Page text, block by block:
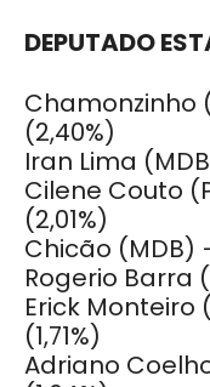
DEPUTADO
Chamonzinho
(2,40%)
Iran Lima
Cilene Couto
(2,01%)
Chicão (MDB)
Rogerio Barra
Erick Monteiro
(1,71%)
Adriano